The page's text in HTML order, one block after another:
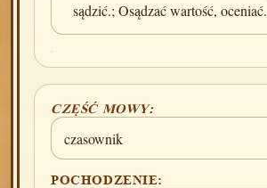
sądzić.; Osądzać wartość, oceniać.
CZĘŚĆ MOWY:
czasownik
POCHODZENIE: